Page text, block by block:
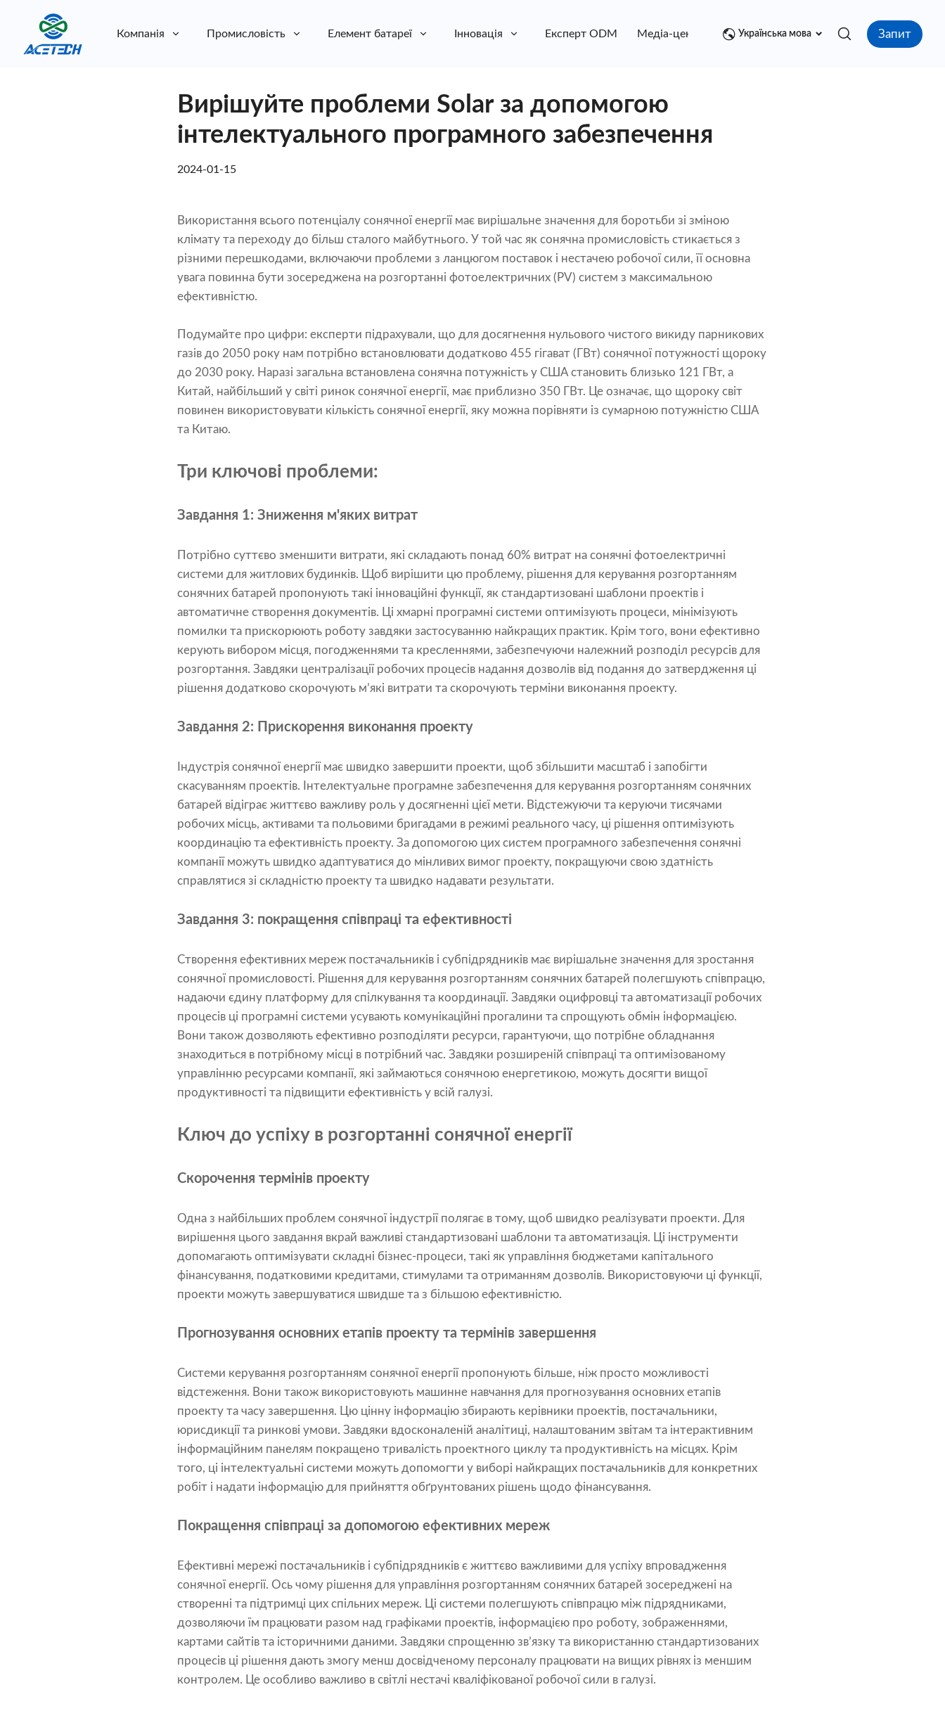
Компанія Промисловість Елемент батареї Інновація Експерт ODM Медіа-центр контакт
Українська мова Запит
Вирішуйте проблеми Solar за допомогою
інтелектуального програмного забезпечення
2024-01-15
Використання всього потенціалу сонячної енергії має вирішальне значення для боротьби зі зміною
клімату та переходу до більш сталого майбутнього. У той час як сонячна промисловість стикається з
різними перешкодами, включаючи проблеми з ланцюгом поставок і нестачею робочої сили, її основна
увага повинна бути зосереджена на розгортанні фотоелектричних (PV) систем з максимальною
ефективністю.
Подумайте про цифри: експерти підрахували, що для досягнення нульового чистого викиду парникових
газів до 2050 року нам потрібно встановлювати додатково 455 гігават (ГВт) сонячної потужності щороку
до 2030 року. Наразі загальна встановлена ​​сонячна потужність у США становить близько 121 ГВт, а
Китай, найбільший у світі ринок сонячної енергії, має приблизно 350 ГВт. Це означає, що щороку світ
повинен використовувати кількість сонячної енергії, яку можна порівняти із сумарною потужністю США
та Китаю.
Три ключові проблеми:
Завдання 1: Зниження м'яких витрат
Потрібно суттєво зменшити витрати, які складають понад 60% витрат на сонячні фотоелектричні
системи для житлових будинків. Щоб вирішити цю проблему, рішення для керування розгортанням
сонячних батарей пропонують такі інноваційні функції, як стандартизовані шаблони проектів і
автоматичне створення документів. Ці хмарні програмні системи оптимізують процеси, мінімізують
помилки та прискорюють роботу завдяки застосуванню найкращих практик. Крім того, вони ефективно
керують вибором місця, погодженнями та кресленнями, забезпечуючи належний розподіл ресурсів для
розгортання. Завдяки централізації робочих процесів надання дозволів від подання до затвердження ці
рішення додатково скорочують м’які витрати та скорочують терміни виконання проекту.
Завдання 2: Прискорення виконання проекту
Індустрія сонячної енергії має швидко завершити проекти, щоб збільшити масштаб і запобігти
скасуванням проектів. Інтелектуальне програмне забезпечення для керування розгортанням сонячних
батарей відіграє життєво важливу роль у досягненні цієї мети. Відстежуючи та керуючи тисячами
робочих місць, активами та польовими бригадами в режимі реального часу, ці рішення оптимізують
координацію та ефективність проекту. За допомогою цих систем програмного забезпечення сонячні
компанії можуть швидко адаптуватися до мінливих вимог проекту, покращуючи свою здатність
справлятися зі складністю проекту та швидко надавати результати.
Завдання 3: покращення співпраці та ефективності
Створення ефективних мереж постачальників і субпідрядників має вирішальне значення для зростання
сонячної промисловості. Рішення для керування розгортанням сонячних батарей полегшують співпрацю,
надаючи єдину платформу для спілкування та координації. Завдяки оцифровці та автоматизації робочих
процесів ці програмні системи усувають комунікаційні прогалини та спрощують обмін інформацією.
Вони також дозволяють ефективно розподіляти ресурси, гарантуючи, що потрібне обладнання
знаходиться в потрібному місці в потрібний час. Завдяки розширеній співпраці та оптимізованому
управлінню ресурсами компанії, які займаються сонячною енергетикою, можуть досягти вищої
продуктивності та підвищити ефективність у всій галузі.
Ключ до успіху в розгортанні сонячної енергії
Скорочення термінів проекту
Одна з найбільших проблем сонячної індустрії полягає в тому, щоб швидко реалізувати проекти. Для
вирішення цього завдання вкрай важливі стандартизовані шаблони та автоматизація. Ці інструменти
допомагають оптимізувати складні бізнес-процеси, такі як управління бюджетами капітального
фінансування, податковими кредитами, стимулами та отриманням дозволів. Використовуючи ці функції,
проекти можуть завершуватися швидше та з більшою ефективністю.
Прогнозування основних етапів проекту та термінів завершення
Системи керування розгортанням сонячної енергії пропонують більше, ніж просто можливості
відстеження. Вони також використовують машинне навчання для прогнозування основних етапів
проекту та часу завершення. Цю цінну інформацію збирають керівники проектів, постачальники,
юрисдикції та ринкові умови. Завдяки вдосконаленій аналітиці, налаштованим звітам та інтерактивним
інформаційним панелям покращено тривалість проектного циклу та продуктивність на місцях. Крім
того, ці інтелектуальні системи можуть допомогти у виборі найкращих постачальників для конкретних
робіт і надати інформацію для прийняття обґрунтованих рішень щодо фінансування.
Покращення співпраці за допомогою ефективних мереж
Ефективні мережі постачальників і субпідрядників є життєво важливими для успіху впровадження
сонячної енергії. Ось чому рішення для управління розгортанням сонячних батарей зосереджені на
створенні та підтримці цих спільних мереж. Ці системи полегшують співпрацю між підрядниками,
дозволяючи їм працювати разом над графіками проектів, інформацією про роботу, зображеннями,
картами сайтів та історичними даними. Завдяки спрощенню зв’язку та використанню стандартизованих
процесів ці рішення дають змогу менш досвідченому персоналу працювати на вищих рівнях із меншим
контролем. Це особливо важливо в світлі нестачі кваліфікованої робочої сили в галузі.